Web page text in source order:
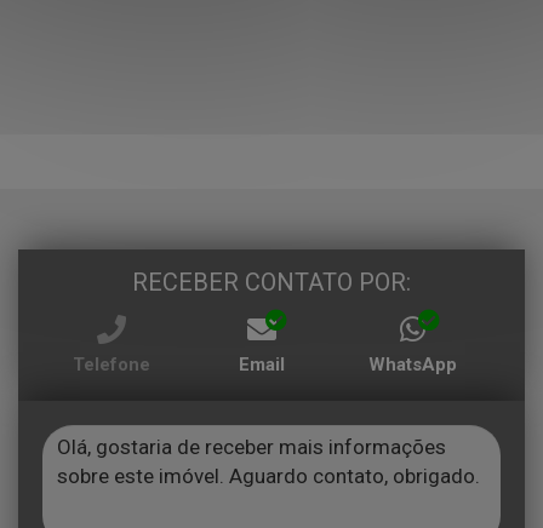
RECEBER CONTATO POR:
Telefone Email WhatsApp